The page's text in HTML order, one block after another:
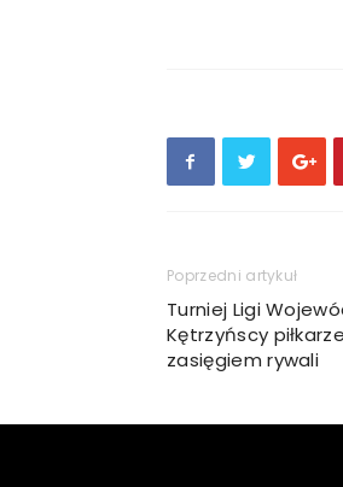
Poprzedni artykuł
Turniej Ligi
Kętrzyńscy
zasięgiem rywali